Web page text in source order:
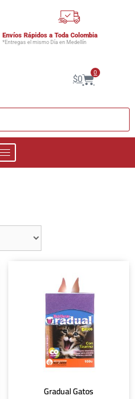
Envíos Rápidos a Toda Colombia
*Entregas el mismo Día en Medellín
$0
0
Gradual Gatos